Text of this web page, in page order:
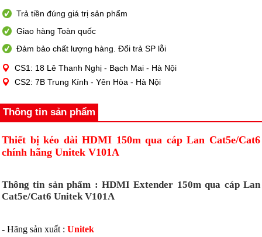
Trả tiền đúng giá trị sản phẩm
Giao hàng Toàn quốc
Đảm bảo chất lượng hàng. Đổi trả SP lỗi
CS1: 18 Lê Thanh Nghị - Bạch Mai - Hà Nội
CS2: 7B Trung Kính - Yên Hòa - Hà Nội
Thông tin sản phẩm
Thiết bị kéo dài HDMI 150m qua cáp Lan Cat5e/Cat6
chính hãng Unitek V101A
Thông tin sản phẩm : HDMI Extender 150m qua cáp Lan
Cat5e/Cat6 Unitek V101A
- Hãng sản xuất : Unitek